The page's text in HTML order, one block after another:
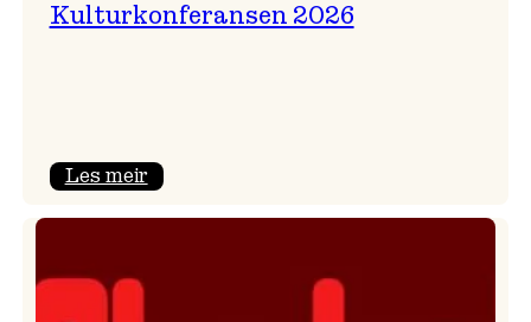
Kulturkonferansen 2026
Les meir: